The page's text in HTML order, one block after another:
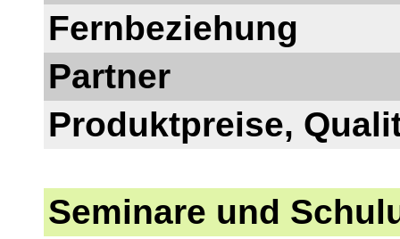
Fernbeziehung
Partner
Produktpreise,
Seminare und